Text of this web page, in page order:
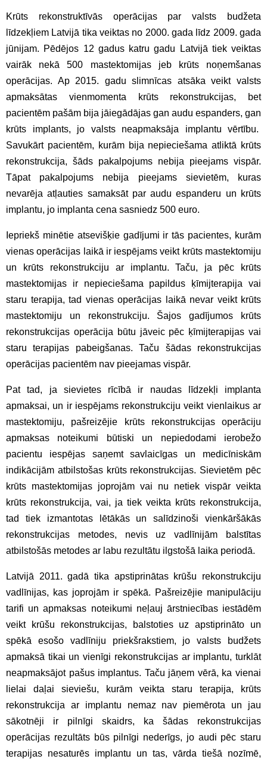
Krūts rekonstruktīvās operācijas par valsts budžeta
līdzekļiem Latvijā tika veiktas no 2000. gada līdz 2009. gada
jūnijam. Pēdējos 12 gadus katru gadu Latvijā tiek veiktas
vairāk nekā 500 mastektomijas jeb krūts noņemšanas
operācijas. Ap 2015. gadu slimnīcas atsāka veikt valsts
apmaksātas vienmomenta krūts rekonstrukcijas, bet
pacientēm pašām bija jāiegādājas gan audu espanders, gan
krūts implants, jo valsts neapmaksāja implantu vērtību.
Savukārt pacientēm, kurām bija nepieciešama atliktā krūts
rekonstrukcija, šāds pakalpojums nebija pieejams vispār.
Tāpat pakalpojums nebija pieejams sievietēm, kuras
nevarēja atļauties samaksāt par audu espanderu un krūts
implantu, jo implanta cena sasniedz 500 euro.
Iepriekš minētie atsevišķie gadījumi ir tās pacientes, kurām
vienas operācijas laikā ir iespējams veikt krūts mastektomiju
un krūts rekonstrukciju ar implantu. Taču, ja pēc krūts
mastektomijas ir nepieciešama papildus ķīmijterapija vai
staru terapija, tad vienas operācijas laikā nevar veikt krūts
mastektomiju un rekonstrukciju. Šajos gadījumos krūts
rekonstrukcijas operācija būtu jāveic pēc ķīmijterapijas vai
staru terapijas pabeigšanas. Taču šādas rekonstrukcijas
operācijas pacientēm nav pieejamas vispār.
Pat tad, ja sievietes rīcībā ir naudas līdzekļi implanta
apmaksai, un ir iespējams rekonstrukciju veikt vienlaikus ar
mastektomiju, pašreizējie krūts rekonstrukcijas operāciju
apmaksas noteikumi būtiski un nepiedodami ierobežo
pacientu iespējas saņemt savlaicīgas un medicīniskām
indikācijām atbilstošas krūts rekonstrukcijas. Sievietēm pēc
krūts mastektomijas joprojām vai nu netiek vispār veikta
krūts rekonstrukcija, vai, ja tiek veikta krūts rekonstrukcija,
tad tiek izmantotas lētākās un salīdzinoši vienkāršākās
rekonstrukcijas metodes, nevis uz vadlīnijām balstītas
atbilstošās metodes ar labu rezultātu ilgstošā laika periodā.
Latvijā 2011. gadā tika apstiprinātas krūšu rekonstrukciju
vadlīnijas, kas joprojām ir spēkā. Pašreizējie manipulāciju
tarifi un apmaksas noteikumi neļauj ārstniecības iestādēm
veikt krūšu rekonstrukcijas, balstoties uz apstiprināto un
spēkā esošo vadlīniju priekšrakstiem, jo valsts budžets
apmaksā tikai un vienīgi rekonstrukcijas ar implantu, turklāt
neapmaksājot pašus implantus. Taču jāņem vērā, ka vienai
lielai daļai sieviešu, kurām veikta staru terapija, krūts
rekonstrukcija ar implantu nemaz nav piemērota un jau
sākotnēji ir pilnīgi skaidrs, ka šādas rekonstrukcijas
operācijas rezultāts būs pilnīgi nederīgs, jo audi pēc staru
terapijas nesaturēs implantu un tas, vārda tiešā nozīmē,